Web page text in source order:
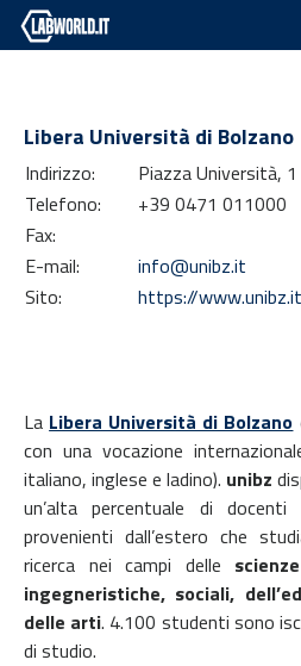
Libera Università di Bolzano
Indirizzo:
Piazza Università,
Telefono:
+39 0471 011000
Fax:
E-mail:
info@unibz.it
Sito:
https://
La Libera Università di Bolzano
con una vocazione
italiano, inglese e ladino). unibz
un’alta percentuale di
provenienti dall’estero che
ricerca nei campi delle
ingegneristiche, sociali,
delle arti. 4.100 studenti sono
di studio.